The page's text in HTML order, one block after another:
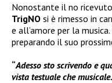
Nonostante il no
TrigNO si è rimesso in
e all’amore per la
preparando il suo
“Adesso sto scrivendo e
vista testuale che musicale.